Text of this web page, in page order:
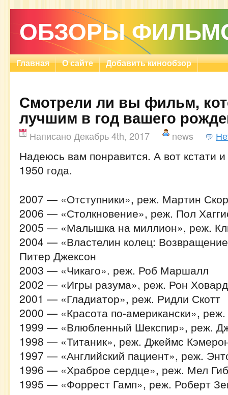
ОБЗОРЫ
Главная О сайте Добавить кинообзор
Смотрели ли вы фильм,
лучшим в год вашего
Написано Декабрь 4th, 2017 news
Надеюсь вам понравится. А вот кстати
1950 года.
2007 — «Отступники», реж. Мартин
2006 — «Столкновение», реж. Пол
2005 — «Малышка на миллион», реж.
2004 — «Властелин колец:
Питер Джексон
2003 — «Чикаго». реж. Роб Маршалл
2002 — «Игры разума», реж. Рон Ховард
2001 — «Гладиатор», реж. Ридли Скотт
2000 — «Красота по-американски»,
1999 — «Влюбленный Шекспир», реж.
1998 — «Титаник», реж. Джеймс
1997 — «Английский пациент», реж.
1996 — «Храброе сердце», реж. Мел
1995 — «Форрест Гамп», реж. Роберт